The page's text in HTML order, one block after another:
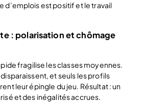
d’emplois est positif et le travail
: polarisation et chômage
fragilise les classes moyennes.
et seuls les profils
leur épingle du jeu. Résultat : un
et des inégalités accrues.